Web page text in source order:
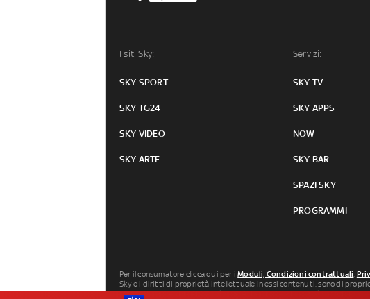
I siti Sky:
SKY SPORT
SKY TG24
SKY VIDEO
SKY ARTE
Servizi:
SKY TV
SKY APPS
NOW
SKY BAR
SPAZI SKY
PROGRAMMI
Per il consumatore clicca qui per iModuli, Condizioni contrattuali,
Sky e i diritti di proprietà intellettuale in essi contenuti, sono di
Milano P.IVA 04619241005. SkyTG24: ISSN 3035-1537 e SkySport: ISSN